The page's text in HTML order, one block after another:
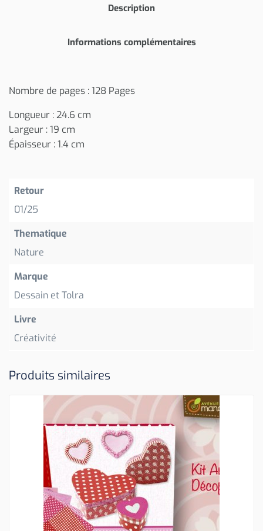
Description
Informations complémentaires
Nombre de pages : 128 Pages
Longueur : 24.6 cm
Largeur : 19 cm
Épaisseur : 1.4 cm
Retour
01/25
Thematique
Nature
Marque
Dessain et Tolra
Livre
Créativité
Produits similaires